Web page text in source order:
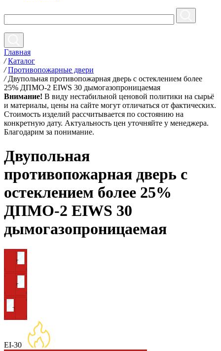
Главная
/ Каталог
/ Противопожарные двери
/ Двупольная противопожарная дверь с остеклением более
25% ДПМО-2 EIWS 30 дымогазопроницаемая
Внимание! В виду нестабильной ценовой политики на сырьё
и материалы, цены на сайте могут отличаться от фактических.
Стоимость изделий рассчитывается по состоянию на
конкретную дату. Актуальность цен уточняйте у менеджера.
Благодарим за понимание.
Двупольная
противопожарная дверь с
остеклением более 25%
ДПМО-2 EIWS 30
дымогазопроницаемая
EI-30